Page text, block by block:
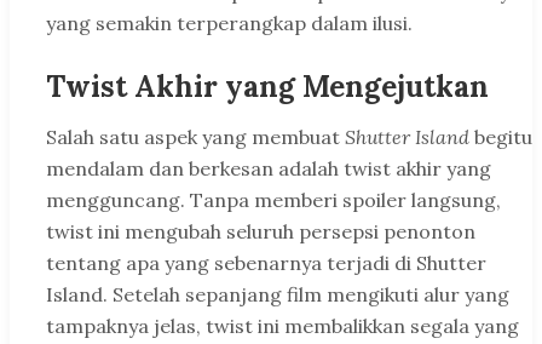
yang semakin terperangkap dalam ilusi.
Twist Akhir yang Mengejutkan
Salah satu aspek yang membuat Shutter Island begitu
mendalam dan berkesan adalah twist akhir yang
mengguncang. Tanpa memberi spoiler langsung,
twist ini mengubah seluruh persepsi penonton
tentang apa yang sebenarnya terjadi di Shutter
Island. Setelah sepanjang film mengikuti alur yang
tampaknya jelas, twist ini membalikkan segala yang